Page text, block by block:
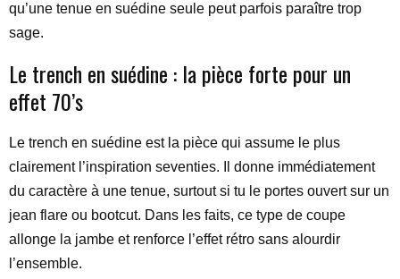
qu’une tenue en suédine seule peut parfois paraître trop
sage.
Le trench en suédine : la pièce forte pour un
effet 70’s
Le trench en suédine est la pièce qui assume le plus
clairement l’inspiration seventies. Il donne immédiatement
du caractère à une tenue, surtout si tu le portes ouvert sur un
jean flare ou bootcut. Dans les faits, ce type de coupe
allonge la jambe et renforce l’effet rétro sans alourdir
l’ensemble.